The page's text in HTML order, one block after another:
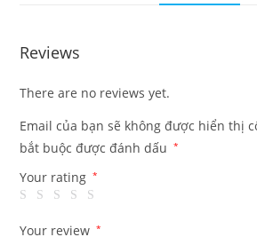
Reviews
There are no reviews yet.
Email của bạn sẽ không được hiển thị
bắt buộc được đánh dấu
*
Your rating *
Your review *